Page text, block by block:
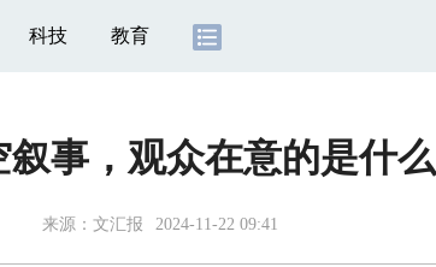
科技 教育
叙事，观众在意的是什么
来源： 文汇报 2024-11-22 09:41